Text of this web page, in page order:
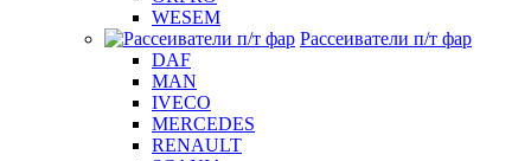
WESEM
Рассеиватели п/т фар
DAF
MAN
IVECO
MERCEDES
RENAULT